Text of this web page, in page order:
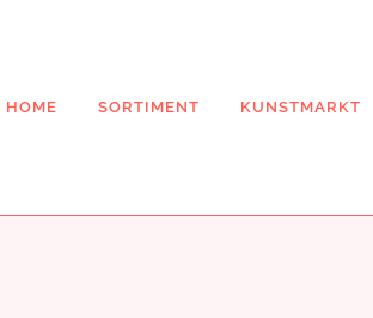
HOME SORTIMENT KUNSTMARKT